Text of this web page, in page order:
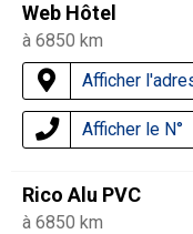
Web Hôtel
à 6850 km
Afficher
Afficher le N°
Rico Alu PVC
à 6850 km